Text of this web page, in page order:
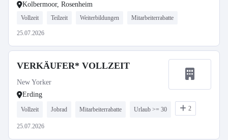
Kolbermoor, Rosenheim
Vollzeit Teilzeit Weiterbildungen Mitarbeiterrabatte
25.07.2026
VERKÄUFER* VOLLZEIT
New Yorker
Erding
Vollzeit Jobrad Mitarbeiterrabatte Urlaub >= 30 2
25.07.2026